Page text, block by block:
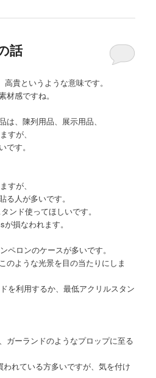
話
貴というような意味です。
材感ですね。
、陳列用品、展示用品、
すが、
す。
すが、
る人が多いです。
ンド使ってほしいです。
損なわれます。
ペロンのケースが多いです。
のような光景を目の当たりにしま
を利用するか、最低アクリルスタン
ガーランドのようなプロップに至る
れている方多いですが、気を付け